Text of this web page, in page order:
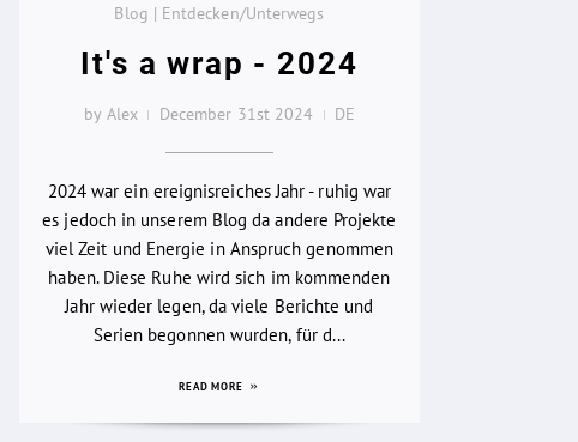
Blog | Entdecken/Unterwegs
It's a wrap - 2024
by Alex December 31st 2024 DE
2024 war ein ereignisreiches Jahr - ruhig war
es jedoch in unserem Blog da andere Projekte
viel Zeit und Energie in Anspruch genommen
haben. Diese Ruhe wird sich im kommenden
Jahr wieder legen, da viele Berichte und
Serien begonnen wurden, für d...
READ MORE